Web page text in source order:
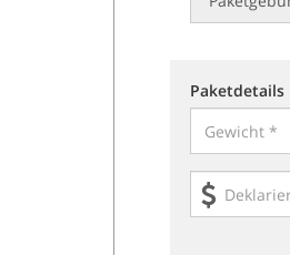
Paketdetails